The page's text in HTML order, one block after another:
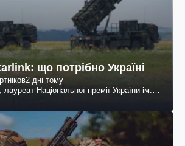
що потрібно Україні
2 дні тому
Національної премії України ім.